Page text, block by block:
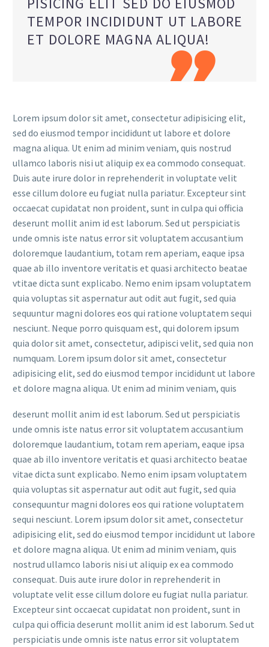
TEMPOR INCIDIDUNT UT LABORE
ET DOLORE MAGNA ALIQUA!

Lorem ipsum dolor sit amet, consectetur adipisicing elit,
sed do eiusmod tempor incididunt ut labore et dolore
magna aliqua. Ut enim ad minim veniam, quis nostrud
ullamco laboris nisi ut aliquip ex ea commodo consequat.
Duis aute irure dolor in reprehenderit in voluptate velit
esse cillum dolore eu fugiat nulla pariatur. Excepteur sint
occaecat cupidatat non proident, sunt in culpa qui officia
deserunt mollit anim id est laborum. Sed ut perspiciatis
unde omnis iste natus error sit voluptatem accusantium
doloremque laudantium, totam rem aperiam, eaque ipsa
quae ab illo inventore veritatis et quasi architecto beatae
vtitae dicta sunt explicabo. Nemo enim ipsam voluptatem
quia voluptas sit aspernatur aut odit aut fugit, sed quia
sequuntur magni dolores eos qui ratione voluptatem sequi
nesciunt. Neque porro quisquam est, qui dolorem ipsum
quia dolor sit amet, consectetur, adipisci velit, sed quia non
numquam. Lorem ipsum dolor sit amet, consectetur
adipisicing elit, sed do eiusmod tempor incididunt ut labore
et dolore magna aliqua. Ut enim ad minim veniam, quis
deserunt mollit anim id est laborum. Sed ut perspiciatis
unde omnis iste natus error sit voluptatem accusantium
doloremque laudantium, totam rem aperiam, eaque ipsa
quae ab illo inventore veritatis et quasi architecto beatae
vitae dicta sunt explicabo. Nemo enim ipsam voluptatem
quia voluptas sit aspernatur aut odit aut fugit, sed quia
consequuntur magni dolores eos qui ratione voluptatem
sequi nesciunt. Lorem ipsum dolor sit amet, consectetur
adipisicing elit, sed do eiusmod tempor incididunt ut labore
et dolore magna aliqua. Ut enim ad minim veniam, quis
nostrud ullamco laboris nisi ut aliquip ex ea commodo
consequat. Duis aute irure dolor in reprehenderit in
voluptate velit esse cillum dolore eu fugiat nulla pariatur.
Excepteur sint occaecat cupidatat non proident, sunt in
culpa qui officia deserunt mollit anim id est laborum. Sed ut
perspiciatis unde omnis iste natus error sit voluptatem